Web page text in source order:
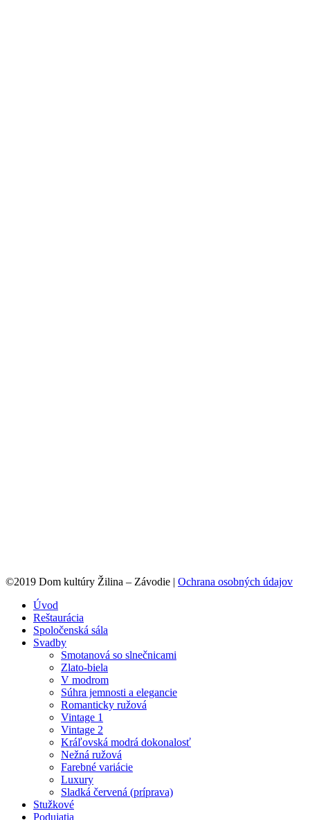
©2019 Dom kultúry Žilina – Závodie | Ochrana osobných údajov
Úvod
Reštaurácia
Spoločenská sála
Svadby
Smotanová so slnečnicami
Zlato-biela
V modrom
Súhra jemnosti a elegancie
Romanticky ružová
Vintage 1
Vintage 2
Kráľovská modrá dokonalosť
Nežná ružová
Farebné variácie
Luxury
Sladká červená (príprava)
Stužkové
Podujatia